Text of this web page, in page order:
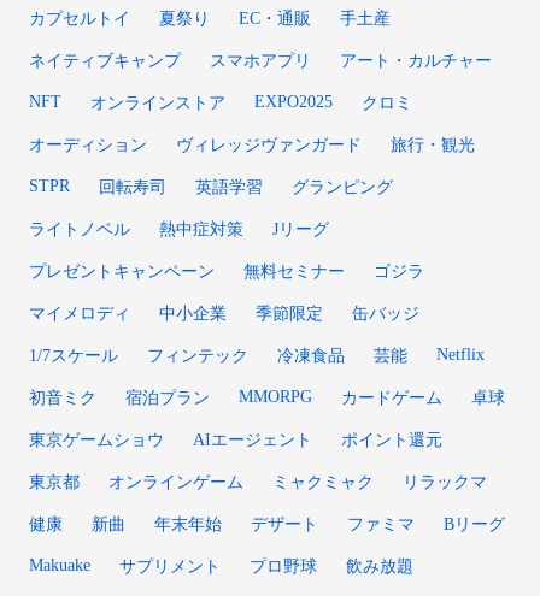
カプセルトイ 夏祭り EC・通販 手土産
ネイティブキャンプ スマホアプリ アート・カルチャー
NFT オンラインストア EXPO2025 クロミ
オーディション ヴィレッジヴァンガード 旅行・観光
STPR 回転寿司 英語学習 グランピング
ライトノベル 熱中症対策 Jリーグ
プレゼントキャンペーン 無料セミナー ゴジラ
マイメロディ 中小企業 季節限定 缶バッジ
1/7スケール フィンテック 冷凍食品 芸能 Netflix
初音ミク 宿泊プラン MMORPG カードゲーム 卓球
東京ゲームショウ AIエージェント ポイント還元
東京都 オンラインゲーム ミャクミャク リラックマ
健康 新曲 年末年始 デザート ファミマ Bリーグ
Makuake サプリメント プロ野球 飲み放題